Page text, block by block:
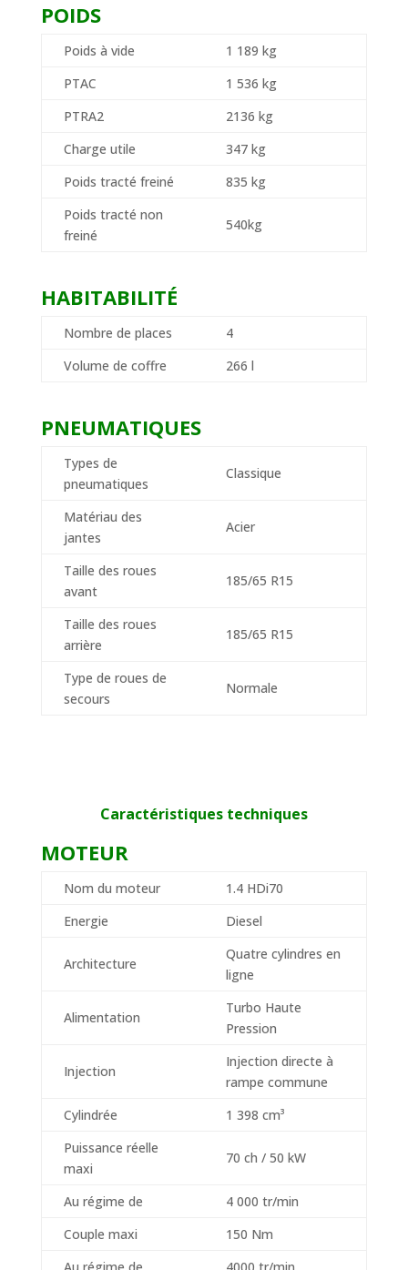
POIDS
Poids à vide
1 189 kg
PTAC
1 536 kg
PTRA2
2136 kg
Charge utile
347 kg
Poids tracté freiné
835 kg
Poids tracté non
freiné
540kg
HABITABILITÉ
Nombre de places
4
Volume de coffre
266 l
PNEUMATIQUES
Types de
pneumatiques
Classique
Matériau des
jantes
Acier
Taille des roues
avant
185/65 R15
Taille des roues
arrière
185/65 R15
Type de roues de
secours
Normale
Caractéristiques techniques
MOTEUR
Nom du moteur
1.4 HDi70
Energie
Diesel
Architecture
Quatre cylindres en
ligne
Alimentation
Turbo Haute
Pression
Injection
Injection directe à
rampe commune
Cylindrée
1 398 cm³
Puissance réelle
maxi
70 ch / 50 kW
Au régime de
4 000 tr/min
Couple maxi
150 Nm